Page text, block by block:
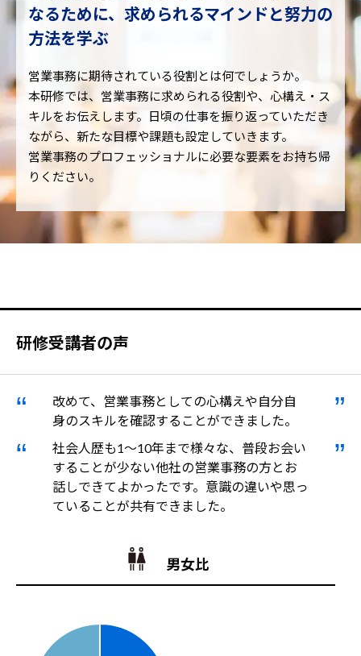
なるために、求められるマインドと努力の
方法を学ぶ
営業事務に期待されている役割とは何でしょうか。
本研修では、営業事務に求められる役割や、心構え・ス
キルをお伝えします。日頃の仕事を振り返っていただき
ながら、新たな目標や課題も設定していきます。
営業事務のプロフェッショナルに必要な要素をお持ち帰
りください。
研修受講者の声
改めて、営業事務としての心構えや自分自
身のスキルを確認することができました。
社会人歴も1～10年まで様々な、普段お会い
することが少ない他社の営業事務の方とお
話しできてよかったです。意識の違いや思っ
ていることが共有できました。
男女比